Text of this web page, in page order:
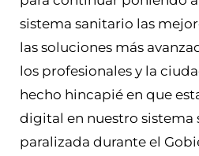
sistema sanitario las
las soluciones más
los profesionales y la
hecho hincapié en que
digital en nuestro sistema
paralizada durante el